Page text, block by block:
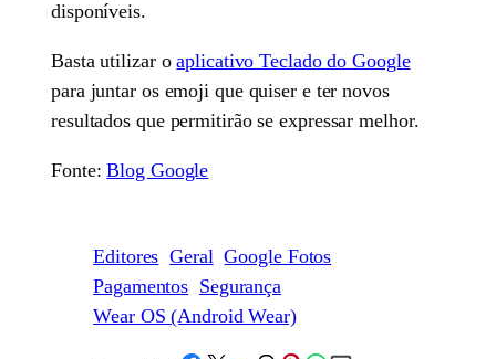
disponíveis.
Basta utilizar oaplicativo Teclado do Google
para juntar os emoji que quiser e ter novos
resultados que permitirão se expressar melhor.
Fonte:Blog Google
Editores Geral Google Fotos
Pagamentos Segurança
Wear OS (Android Wear)